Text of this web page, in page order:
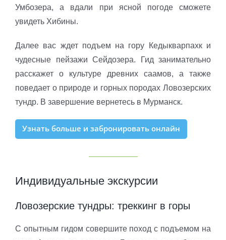
Умбозера, а вдали при ясной погоде сможете
увидеть Хибины.
Далее вас ждет подъем на гору Кедыкварпахк и
чудесные пейзажи Сейдозера. Гид занимательно
расскажет о культуре древних саамов, а также
поведает о природе и горных породах Ловозерских
тундр. В завершение вернетесь в Мурманск.
Узнать больше и забронировать онлайн
Индивидуальные экскурсии
Ловозерские тундры: треккинг в горы
С опытным гидом совершите поход с подъемом на